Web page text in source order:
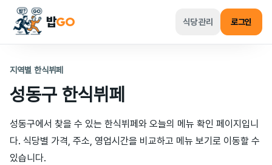
밥GO 식당 관리 로그인
지역별 한식뷔페
성동구 한식뷔페
성동구에서 찾을 수 있는 한식뷔페와 오늘의 메뉴 확인 페이지입니
다. 식당별 가격, 주소, 영업시간을 비교하고 메뉴 보기로 이동할 수
있습니다.